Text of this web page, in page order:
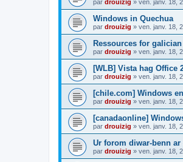
par drouizig » ven. janv. 18,
Windows in Quechua
par drouizig » ven. janv. 18,
Ressources for galician
par drouizig » ven. janv. 18,
[WLB] Vista hag Office
par drouizig » ven. janv. 18,
[chile.com] Windows
par drouizig » ven. janv. 18,
[canadaonline]
par drouizig » ven. janv. 18,
Ur forom diwar-benn ar
par drouizig » ven. janv. 18,